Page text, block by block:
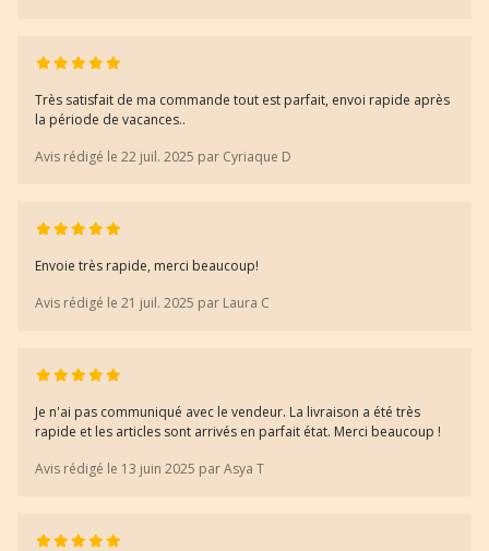
Très satisfait de ma commande tout est parfait, envoi rapide après
la période de vacances..
Avis rédigé le 22 juil. 2025 par Cyriaque D
Envoie très rapide, merci beaucoup!
Avis rédigé le 21 juil. 2025 par Laura C
Je n'ai pas communiqué avec le vendeur. La livraison a été très
rapide et les articles sont arrivés en parfait état. Merci beaucoup !
Avis rédigé le 13 juin 2025 par Asya T